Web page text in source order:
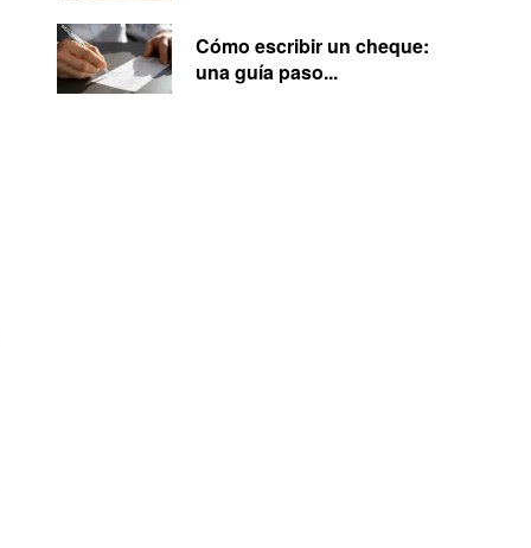
Cómo escribir un cheque:
una guía paso...